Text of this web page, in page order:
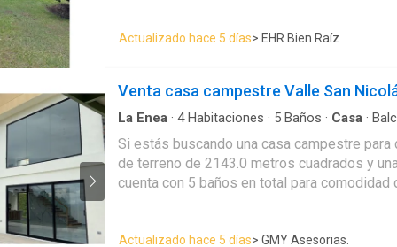
Actualizado hace 5 días> EHR Bien Raíz
Venta casa campestre Valle San
La Enea · 4Habitaciones · 5 Baños · Casa ·
Si estás buscando una casa campestre
de terreno de 2143.0 metros cuadrados y una construcción de 600.0 metros cuadrados. Con un diseño
cuenta con 5 baños en total para comodidad de
estilo americano, perfecta para compartir
Actualizado hace 5 días> GMY Asesorias.